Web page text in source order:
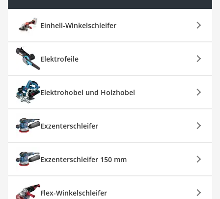
Einhell-Winkelschleifer
Elektrofeile
Elektrohobel und Holzhobel
Exzenterschleifer
Exzenterschleifer 150 mm
Flex-Winkelschleifer